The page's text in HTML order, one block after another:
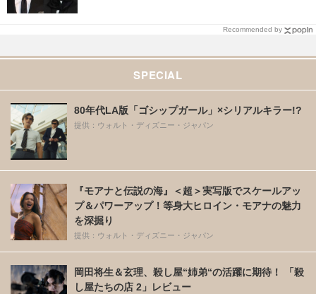
Recommended by
SPECIAL
80年代LA版「ゴシップガール」×シリアルキラー!?
提供：ウォルト・ディズニー・ジャパン
『モアナと伝説の海』＜超＞実写版でスケールアッ
プ＆パワーアップ！等身大ヒロイン・モアナの魅力
を深掘り
提供：ウォルト・ディズニー・ジャパン
岡田将生＆玄理、殺し屋“姉弟“の活躍に期待！ 「殺
し屋たちの店 2」レビュー